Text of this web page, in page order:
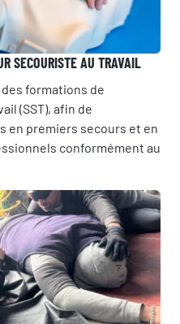
SECOURISTE AU TRAVAIL
formations de
(SST), afin de
en premiers secours et en
conformément au